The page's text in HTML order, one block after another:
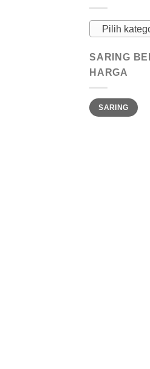
Pilih
SARING
HARGA
Harga
terendah
Harga
tertinggi
SARING